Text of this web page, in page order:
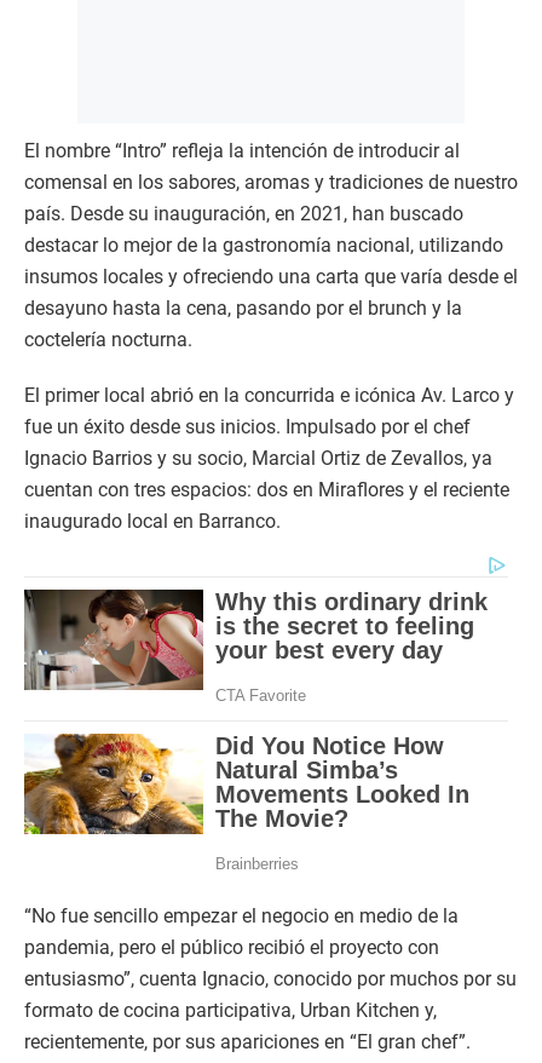
El nombre “Intro” refleja la intención de introducir al
comensal en los sabores, aromas y tradiciones de nuestro
país. Desde su inauguración, en 2021, han buscado
destacar lo mejor de la gastronomía nacional, utilizando
insumos locales y ofreciendo una carta que varía desde el
desayuno hasta la cena, pasando por el brunch y la
coctelería nocturna.
El primer local abrió en la concurrida e icónica Av. Larco y
fue un éxito desde sus inicios. Impulsado por el chef
Ignacio Barrios y su socio, Marcial Ortiz de Zevallos, ya
cuentan con tres espacios: dos en Miraflores y el reciente
inaugurado local en Barranco.
“No fue sencillo empezar el negocio en medio de la
pandemia, pero el público recibió el proyecto con
entusiasmo”, cuenta Ignacio, conocido por muchos por su
formato de cocina participativa, Urban Kitchen y,
recientemente, por sus apariciones en “El gran chef”.